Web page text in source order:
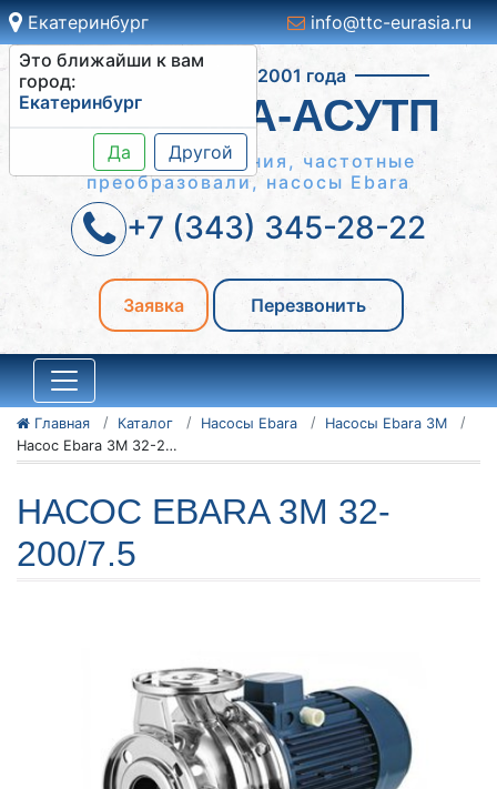
Екатеринбург
Это ближайши к вам
город:
Екатеринбург
Да Другой
info@ttc-eurasia.ru
Работаем с 2001 года
СИСТЕМА-АСУТП
Шкафы управления, частотные
преобразовали, насосы Ebara
+7 (343) 345-28-22
Заявка Перезвонить
Главная Каталог Насосы Ebara
Насосы Ebara 3M
Насос Ebara 3M 32-200/7.5
НАСОС EBARA 3M 32-
200/7.5